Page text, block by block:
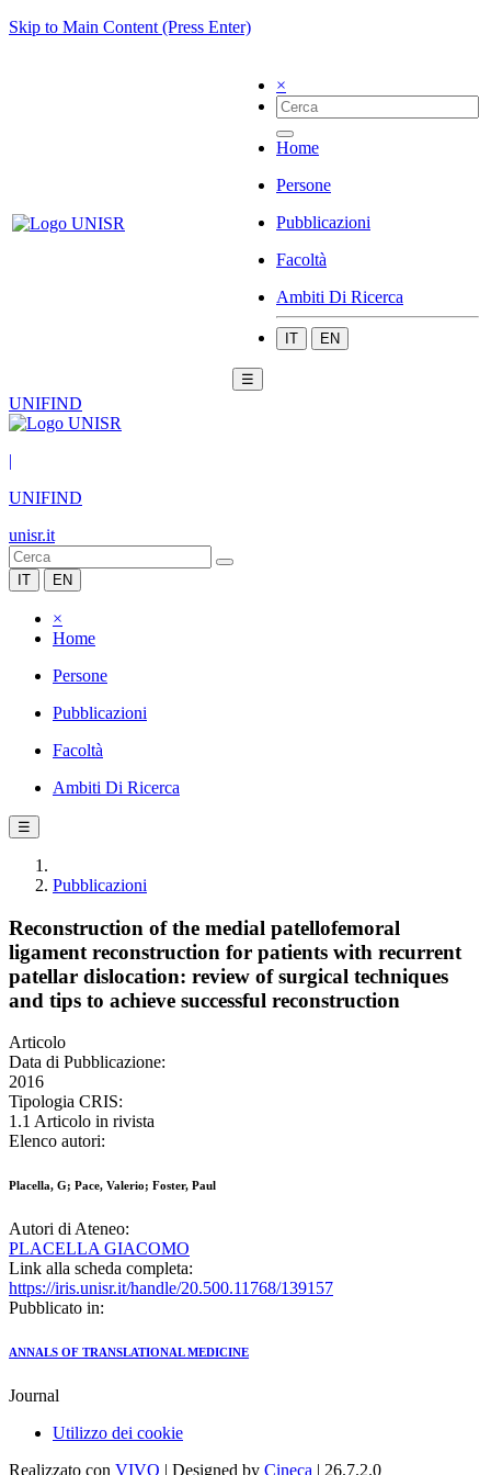
Skip to Main Content (Press Enter)
×
Home
Persone
Pubblicazioni
Facoltà
Ambiti Di Ricerca
IT EN
☰
UNIFIND
|
UNIFIND
unisr.it
IT EN
×
Home
Persone
Pubblicazioni
Facoltà
Ambiti Di Ricerca
☰
Pubblicazioni
Reconstruction of the medial patellofemoral
ligament reconstruction for patients with recurrent
patellar dislocation: review of surgical techniques
and tips to achieve successful reconstruction
Articolo
Data di Pubblicazione:
2016
Tipologia CRIS:
1.1 Articolo in rivista
Elenco autori:
Placella, G; Pace, Valerio; Foster, Paul
Autori di Ateneo:
PLACELLA GIACOMO
Link alla scheda completa:
https://iris.unisr.it/handle/20.500.11768/139157
Pubblicato in:
ANNALS OF TRANSLATIONAL MEDICINE
Journal
Utilizzo dei cookie
Realizzato con VIVO | Designed by Cineca | 26.7.2.0